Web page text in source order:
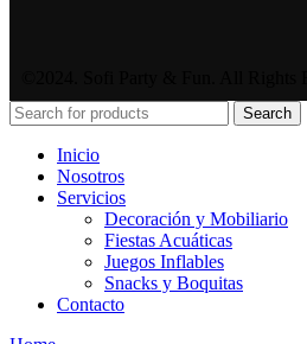
Search
Inicio
Nosotros
Servicios
Decoración y Mobiliario
Fiestas Acuáticas
Juegos Inflables
Snacks y Boquitas
Contacto